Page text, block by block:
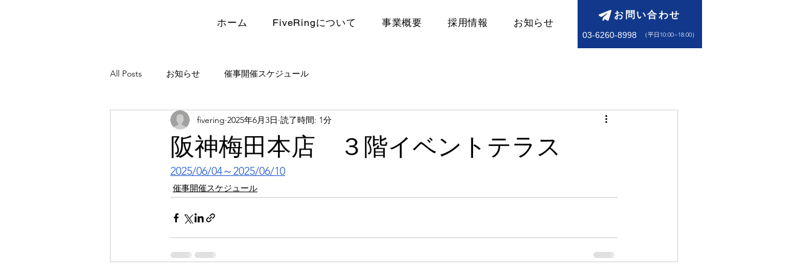
ホーム FiveRingについて ​事業概要 採用情報 お知らせ
お問い合わせ
03-6260-8998 ​（平日10:00~18:00）
All Posts お知らせ 催事開催スケジュール
阪神梅田本店 ３階イベントテラス
fivering 2025年6月3日 読了時間: 1分
2025/06/04～2025/06/10
催事開催スケジュール